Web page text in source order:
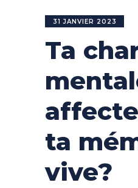
31 JANVIER 2023
Ta
ta
vive?